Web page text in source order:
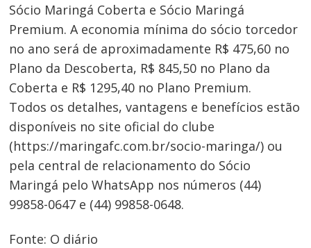
Sócio Maringá Coberta e Sócio Maringá
Premium. A economia mínima do sócio torcedor
no ano será de aproximadamente R$ 475,60 no
Plano da Descoberta, R$ 845,50 no Plano da
Coberta e R$ 1295,40 no Plano Premium.
Todos os detalhes, vantagens e benefícios estão
disponíveis no site oficial do clube
(https://maringafc.com.br/socio-maringa/) ou
pela central de relacionamento do Sócio
Maringá pelo WhatsApp nos números (44)
99858-0647 e (44) 99858-0648.
Fonte: O diário